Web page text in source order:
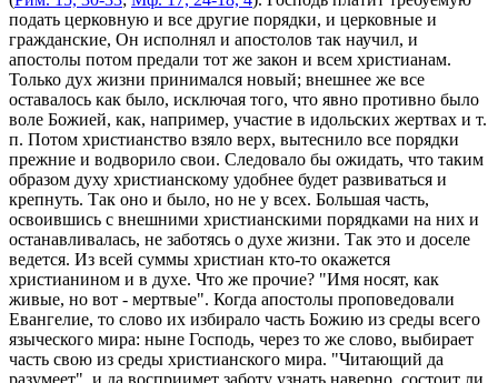
подать церковную и все другие порядки, и церковные и
гражданские, Он исполнял и апостолов так научил, и
апостолы потом предали тот же закон и всем христианам.
Только дух жизни принимался новый; внешнее же все
оставалось как было, исключая того, что явно противно было
воле Божией, как, например, участие в идольских жертвах и т.
п. Потом христианство взяло верх, вытеснило все порядки
прежние и водворило свои. Следовало бы ожидать, что таким
образом духу христианскому удобнее будет развиваться и
крепнуть. Так оно и было, но не у всех. Большая часть,
освоившись с внешними христианскими порядками на них и
останавливалась, не заботясь о духе жизни. Так это и доселе
ведется. Из всей суммы христиан кто-то окажется
христианином и в духе. Что же прочие? "Имя носят, как
живые, но вот - мертвые". Когда апостолы проповедовали
Евангелие, то слово их избирало часть Божию из среды всего
языческого мира: ныне Господь, через то же слово, выбирает
часть свою из среды христианского мира. "Читающий да
разумеет", и да восприимет заботу узнать наверно, состоит ли